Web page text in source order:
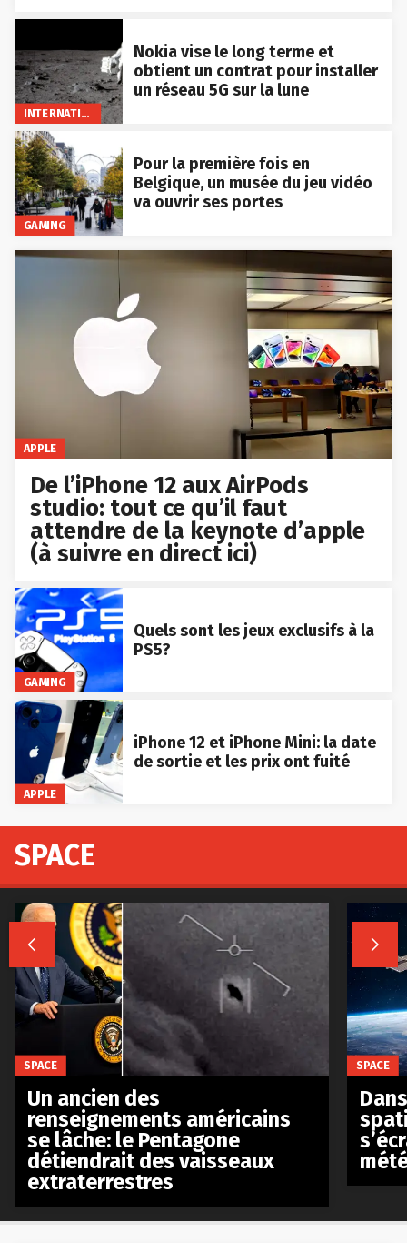
INTERNATIONAL
Nokia vise le long terme et
obtient un contrat pour installer
un réseau 5G sur la lune
GAMING
Pour la première fois en
Belgique, un musée du jeu vidéo
va ouvrir ses portes
APPLE
De l’iPhone 12 aux AirPods
studio: tout ce qu’il faut
attendre de la keynote d’apple
(à suivre en direct ici)
GAMING
Quels sont les jeux exclusifs à la
PS5?
APPLE
iPhone 12 et iPhone Mini: la date
de sortie et les prix ont fuité
SPACE
 
SPACE
Un ancien des
renseignements américains
se lâche: le Pentagone
détiendrait des vaisseaux
extraterrestres
SPACE